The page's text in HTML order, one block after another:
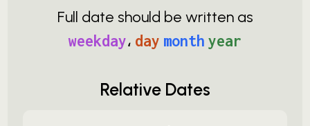
Full date should be written as
weekday، day month year
Relative Dates